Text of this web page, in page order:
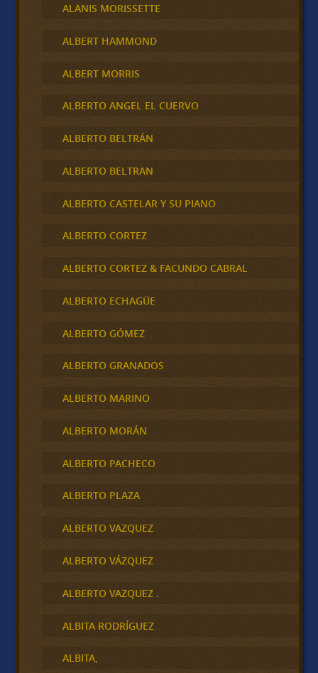
ALANIS MORISSETTE
ALBERT HAMMOND
ALBERT MORRIS
ALBERTO ANGEL EL CUERVO
ALBERTO BELTRÁN
ALBERTO BELTRAN
ALBERTO CASTELAR Y SU PIANO
ALBERTO CORTEZ
ALBERTO CORTEZ & FACUNDO CABRAL
ALBERTO ECHAGÜE
ALBERTO GÓMEZ
ALBERTO GRANADOS
ALBERTO MARINO
ALBERTO MORÁN
ALBERTO PACHECO
ALBERTO PLAZA
ALBERTO VAZQUEZ
ALBERTO VÁZQUEZ
ALBERTO VAZQUEZ .
ALBITA RODRÍGUEZ
ALBITA,